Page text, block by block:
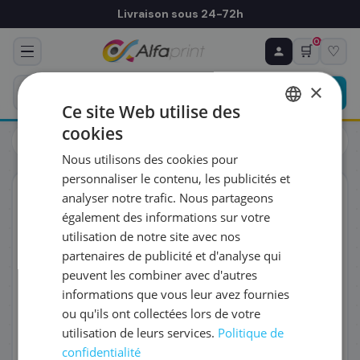
Livraison sous 24-72h
🛒
0
♡
Toners
Brother
ORIGINAL
♻ COMMANDE RÉCURRENTE
Prévoyez & économisez
Programmez votre prochain achat — notre équipe
vous prépare un devis personnalisé
RÉFÉRENCE DU PRODUIT
FRÉQUENCE
QUANTITÉ PAR LIVRAISON
DATE DE PREMIÈRE LIVRAISON SOUHAITÉE
×
Ce site Web utilise des
cookies
Nous utilisons des cookies pour
personnaliser le contenu, les publicités et
analyser notre trafic. Nous partageons
également des informations sur votre
utilisation de notre site avec nos
partenaires de publicité et d'analyse qui
peuvent les combiner avec d'autres
informations que vous leur avez fournies
ou qu'ils ont collectées lors de votre
utilisation de leurs services. Politique de
confidentialité